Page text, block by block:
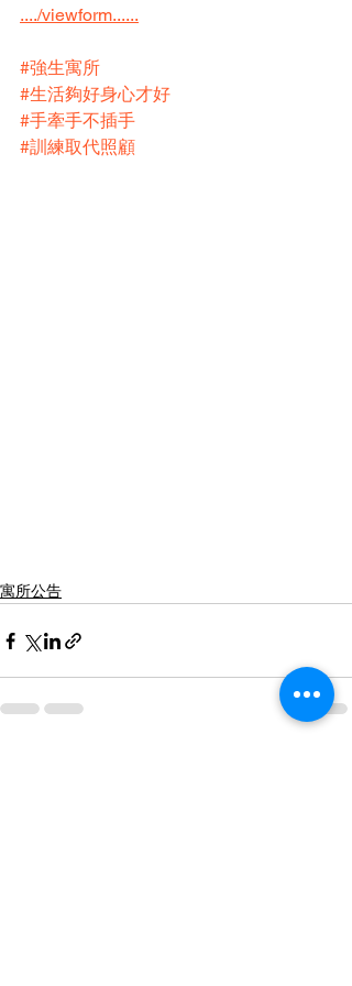
..../viewform......
#強生寓所
#生活夠好身心才好
#手牽手不插手
#訓練取代照顧
寓所公告